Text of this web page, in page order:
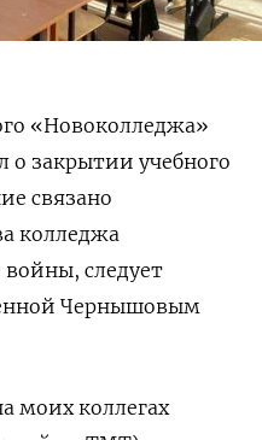
«Новоколледжа»
о закрытии учебного
связано
колледжа
войны, следует
Чернышовым
моих коллегах